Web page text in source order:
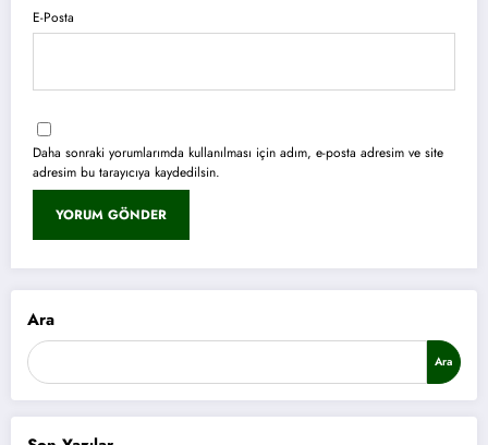
E-Posta
Daha sonraki yorumlarımda kullanılması için adım, e-posta adresim ve site
adresim bu tarayıcıya kaydedilsin.
Ara
Ara